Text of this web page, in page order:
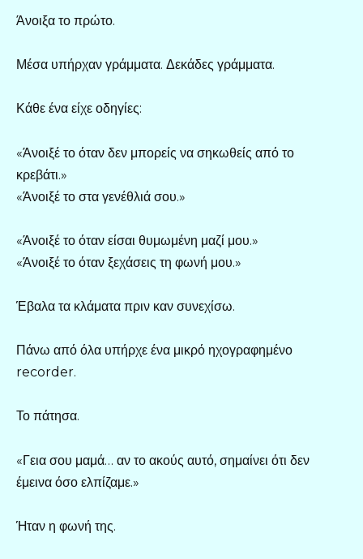
Άνοιξα το πρώτο.
Μέσα υπήρχαν γράμματα. Δεκάδες γράμματα.
Κάθε ένα είχε οδηγίες:
«Άνοιξέ το όταν δεν μπορείς να σηκωθείς από το
κρεβάτι.»
«Άνοιξέ το στα γενέθλιά σου.»
«Άνοιξέ το όταν είσαι θυμωμένη μαζί μου.»
«Άνοιξέ το όταν ξεχάσεις τη φωνή μου.»
Έβαλα τα κλάματα πριν καν συνεχίσω.
Πάνω από όλα υπήρχε ένα μικρό ηχογραφημένο
recorder.
Το πάτησα.
«Γεια σου μαμά… αν το ακούς αυτό, σημαίνει ότι δεν
έμεινα όσο ελπίζαμε.»
Ήταν η φωνή της.